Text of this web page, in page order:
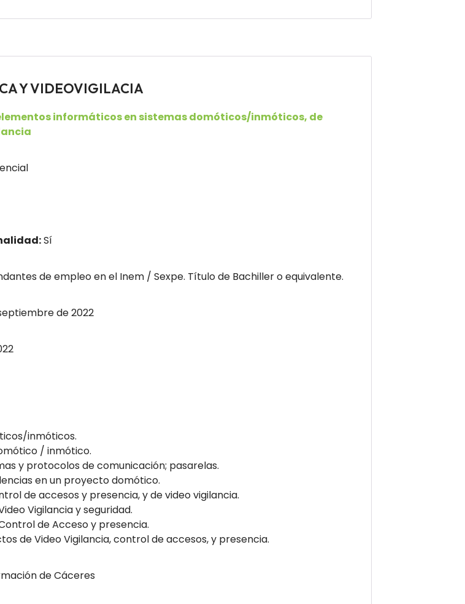
Y VIDEOVIGILACIA
informáticos en sistemas domóticos/inmóticos, de
Sí
de empleo en el Inem / Sexpe. Título de Bachiller o equivalente.
de 2022
inmóticos.
/ inmótico.
y protocolos de comunicación; pasarelas.
en un proyecto domótico.
de accesos y presencia, y de video vigilancia.
Vigilancia y seguridad.
de Acceso y presencia.
de Video Vigilancia, control de accesos, y presencia.
de Cáceres